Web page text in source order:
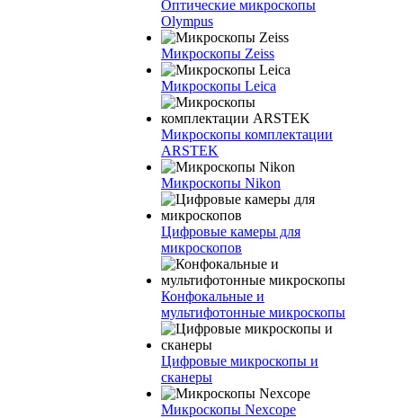
Оптические микроскопы
Olympus
Микроскопы Zeiss
Микроскопы Leica
Микроскопы комплектации
ARSTEK
Микроскопы Nikon
Цифровые камеры для
микроскопов
Конфокальные и
мультифотонные микроскопы
Цифровые микроскопы и
сканеры
Микроскопы Nexcope